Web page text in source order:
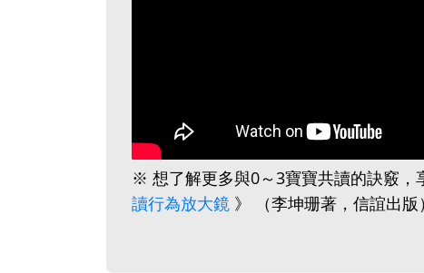
※ 想了解更多與0～3寶寶共讀的訣竅，
讀行為放大鏡 》 （李坤珊著，信誼出版